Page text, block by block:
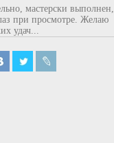
мастерски выполнен,
при просмотре. Желаю
удач...